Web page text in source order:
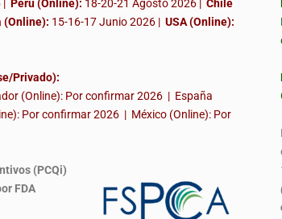
| Perú (Online): 18-20-21 Agosto 2026 | Chile
(Online): 15-16-17 Junio 2026 | USA (Online):
Privado):
(Online): Por confirmar 2026 | España
Por confirmar 2026 | México (Online): Por
(PCQi)
FDA